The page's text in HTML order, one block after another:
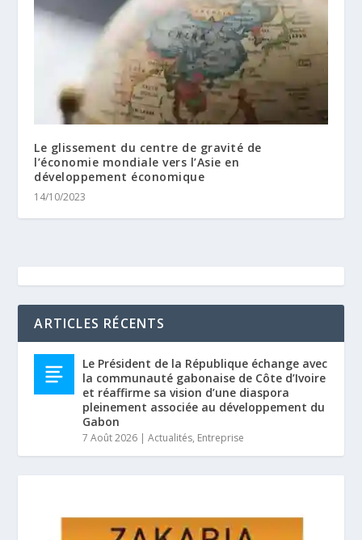
Le glissement du centre de gravité de
l’économie mondiale vers l’Asie en
développement économique
14/10/2023
ARTICLES RÉCENTS
Le Président de la République échange avec
la communauté gabonaise de Côte d’Ivoire
et réaffirme sa vision d’une diaspora
pleinement associée au développement du
Gabon
7 Août 2026 |Actualités, Entreprise